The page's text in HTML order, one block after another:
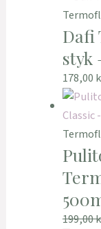
Dafi
styk
178,00
199,00